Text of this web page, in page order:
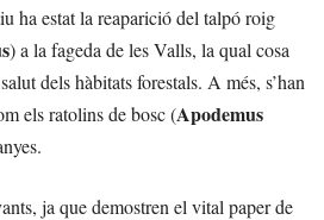
ha estat la reaparició del talpó roig
) a la fageda de les Valls, la qual cosa
dels hàbitats forestals. A més, s’han
els ratolins de bosc (Apodemus
ja que demostren el vital paper de